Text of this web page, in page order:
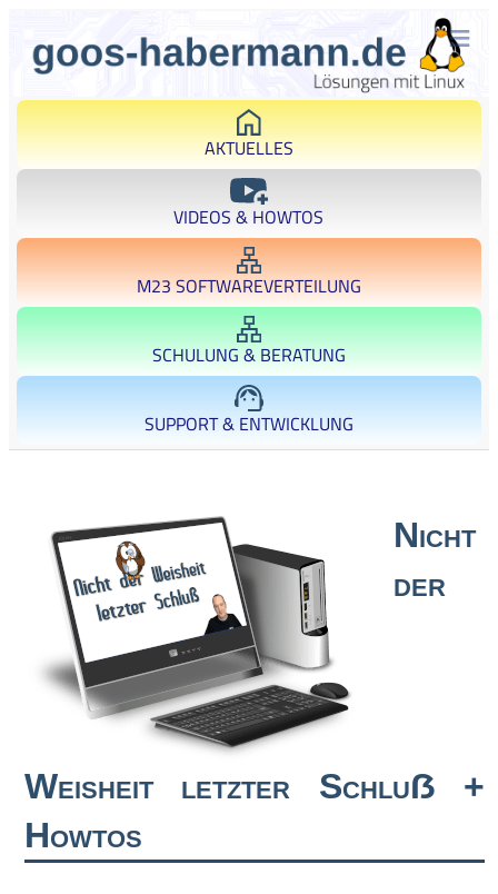
AKTUELLES
VIDEOS & HOWTOS
M23 SOFTWAREVERTEILUNG
SCHULUNG & BERATUNG
SUPPORT & ENTWICKLUNG
Nicht
der
Weisheit letzter Schluẞ +
Howtos